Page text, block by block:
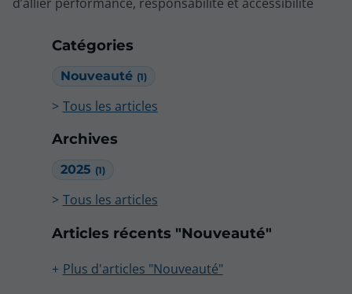
Catégories
Nouveauté (1)
Tous les articles
Archives
2025 (1)
Tous les articles
Articles récents "Nouveauté"
Plus d'articles "Nouveauté"